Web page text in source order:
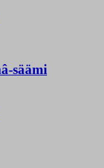
säämi